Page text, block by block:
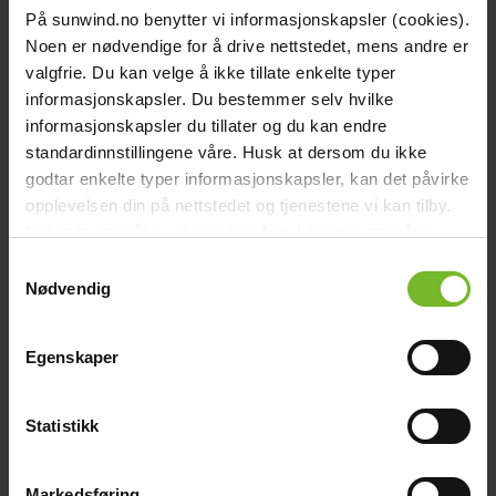
På sunwind.no benytter vi informasjonskapsler (cookies).
Noen er nødvendige for å drive nettstedet, mens andre er
valgfrie. Du kan velge å ikke tillate enkelte typer
informasjonskapsler. Du bestemmer selv hvilke
informasjonskapsler du tillater og du kan endre
standardinnstillingene våre. Husk at dersom du ikke
godtar enkelte typer informasjonskapsler, kan det påvirke
opplevelsen din på nettstedet og tjenestene vi kan tilby.
Nødvendig
Egenskaper
Statistikk
Kylmä- ja pakastinboksi chevron_right
Muut vapaa-ajan tuotteet chevron_right
Varavirtalähde chevron_right
Muut Muut
Varaosat chevron_right
Grillivaraosa
Varaosat - keittiö ja kaasu
Varaosat - lämmittimet
Varaosat - käymälät
Muut tuotemerkit chevron_right
Outlet